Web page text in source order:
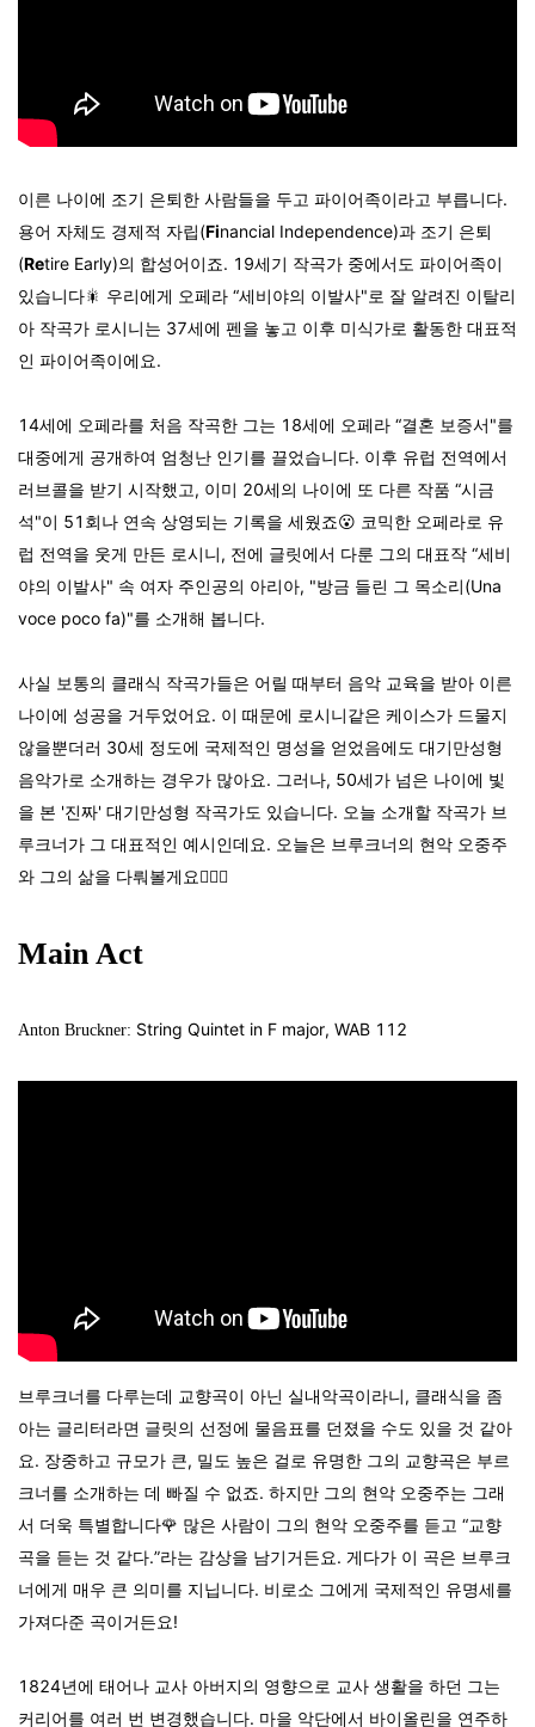
이른 나이에 조기 은퇴한 사람들을 두고 파이어족이라고 부릅니다.
용어 자체도 경제적 자립(Financial Independence)과 조기 은퇴
(Retire Early)의 합성어이죠. 19세기 작곡가 중에서도 파이어족이
있습니다🎇 우리에게 오페라 “세비야의 이발사"로 잘 알려진 이탈리
아 작곡가 로시니는 37세에 펜을 놓고 이후 미식가로 활동한 대표적
인 파이어족이에요.
14세에 오페라를 처음 작곡한 그는 18세에 오페라 “결혼 보증서"를
대중에게 공개하여 엄청난 인기를 끌었습니다. 이후 유럽 전역에서
러브콜을 받기 시작했고, 이미 20세의 나이에 또 다른 작품 “시금
석"이 51회나 연속 상영되는 기록을 세웠죠😮 코믹한 오페라로 유
럽 전역을 웃게 만든 로시니, 전에 글릿에서 다룬 그의 대표작 “세비
야의 이발사" 속 여자 주인공의 아리아, "방금 들린 그 목소리(Una
voce poco fa)"를 소개해 봅니다.
사실 보통의 클래식 작곡가들은 어릴 때부터 음악 교육을 받아 이른
나이에 성공을 거두었어요. 이 때문에 로시니같은 케이스가 드물지
않을뿐더러 30세 정도에 국제적인 명성을 얻었음에도 대기만성형
음악가로 소개하는 경우가 많아요. 그러나, 50세가 넘은 나이에 빛
을 본 '진짜' 대기만성형 작곡가도 있습니다. 오늘 소개할 작곡가 브
루크너가 그 대표적인 예시인데요. 오늘은 브루크너의 현악 오중주
와 그의 삶을 다뤄볼게요💁🏻‍♀️
Main Act
Anton Bruckner: String Quintet in F major, WAB 112
브루크너를 다루는데 교향곡이 아닌 실내악곡이라니, 클래식을 좀
아는 글리터라면 글릿의 선정에 물음표를 던졌을 수도 있을 것 같아
요. 장중하고 규모가 큰, 밀도 높은 걸로 유명한 그의 교향곡은 부르
크너를 소개하는 데 빠질 수 없죠. 하지만 그의 현악 오중주는 그래
서 더욱 특별합니다🌹 많은 사람이 그의 현악 오중주를 듣고 “교향
곡을 듣는 것 같다.”라는 감상을 남기거든요. 게다가 이 곡은 브루크
너에게 매우 큰 의미를 지닙니다. 비로소 그에게 국제적인 유명세를
가져다준 곡이거든요!
1824년에 태어나 교사 아버지의 영향으로 교사 생활을 하던 그는
커리어를 여러 번 변경했습니다. 마을 악단에서 바이올린을 연주하